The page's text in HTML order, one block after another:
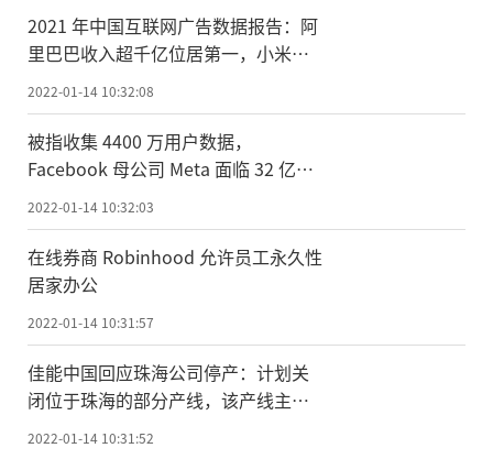
2021 年中国互联网广告数据报告：阿
里巴巴收入超千亿位居第一，小米第
八
2022-01-14 10:32:08
被指收集 4400 万用户数据，
Facebook 母公司 Meta 面临 32 亿美
元索赔
2022-01-14 10:32:03
在线券商 Robinhood 允许员工永久性
居家办公
2022-01-14 10:31:57
佳能中国回应珠海公司停产：计划关
闭位于珠海的部分产线，该产线主要
2022-01-14 10:31:52